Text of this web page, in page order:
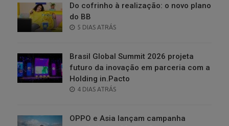
Do cofrinho à realização: o novo plano
do BB
POSTED
5 DIAS ATRÁS
Brasil Global Summit 2026 projeta
futuro da inovação em parceria com a
Holding in.Pacto
POSTED
4 DIAS ATRÁS
OPPO e Asia lançam campanha